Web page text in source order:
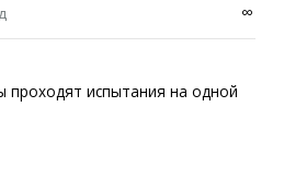
∞
испытания на одной